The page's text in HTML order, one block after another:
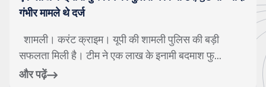
गंभीर मामले थे दर्ज
शामली। करंट क्राइम। यूपी की शामली पुलिस की बड़ी
सफलता मिली है। टीम ने एक लाख के इनामी बदमाश फु...
और पढ़ें